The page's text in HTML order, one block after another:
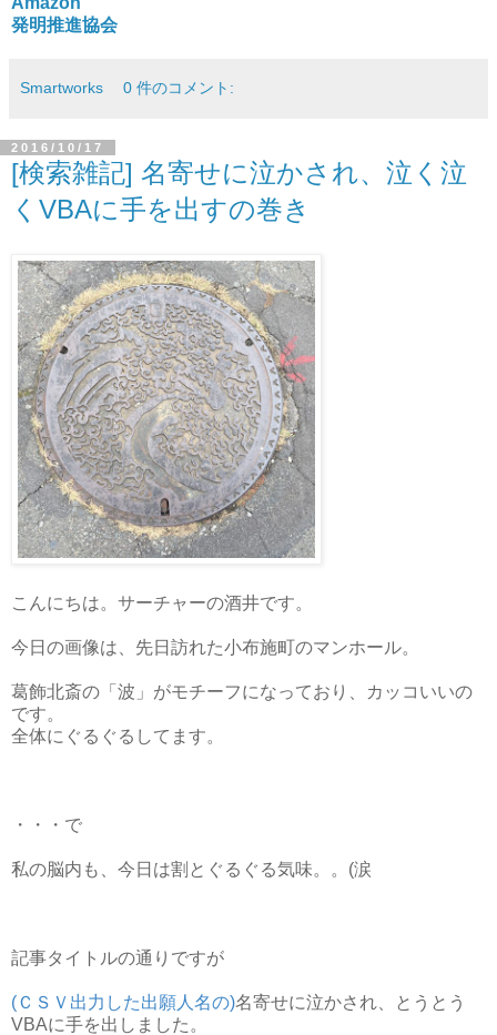
発明推進協会
Smartworks 0 件のコメント:
2016/10/17
[検索雑記] 名寄せに泣かされ、泣く泣
くVBAに手を出すの巻き
こんにちは。サーチャーの酒井です。
今日の画像は、先日訪れた小布施町のマンホール。
葛飾北斎の「波」がモチーフになっており、カッコいいの
です。
全体にぐるぐるしてます。
・・・で
私の脳内も、今日は割とぐるぐる気味。。(涙
記事タイトルの通りですが
(ＣＳＶ出力した出願人名の)名寄せに泣かされ、とうとう
VBAに手を出しました。